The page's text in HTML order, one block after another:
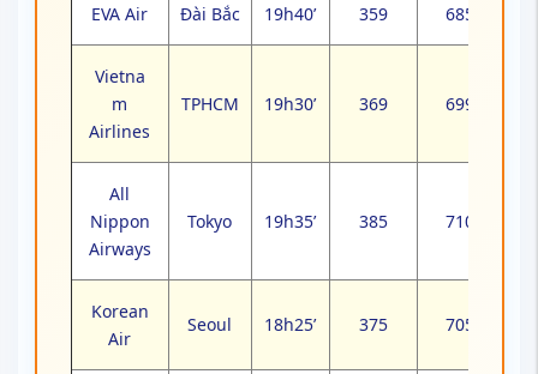
EVA Air Đài Bắc 19h40’ 359 685
Vietna
m
Airlines
TPHCM 19h30’ 369 699
All
Nippon
Airways
Tokyo 19h35’ 385 710
Korean
Air
Seoul 18h25’ 375 705